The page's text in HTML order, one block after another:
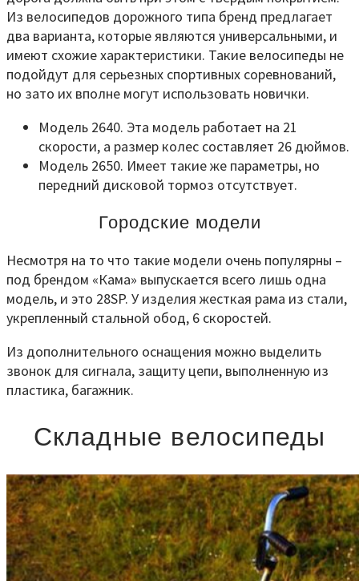
Из велосипедов дорожного типа бренд предлагает
два варианта, которые являются универсальными, и
имеют схожие характеристики. Такие велосипеды не
подойдут для серьезных спортивных соревнований,
но зато их вполне могут использовать новички.
Модель 2640. Эта модель работает на 21
скорости, а размер колес составляет 26 дюймов.
Модель 2650. Имеет такие же параметры, но
передний дисковой тормоз отсутствует.
Городские модели
Несмотря на то что такие модели очень популярны –
под брендом «Кама» выпускается всего лишь одна
модель, и это 28SP. У изделия жесткая рама из стали,
укрепленный стальной обод, 6 скоростей.
Из дополнительного оснащения можно выделить
звонок для сигнала, защиту цепи, выполненную из
пластика, багажник.
Складные велосипеды